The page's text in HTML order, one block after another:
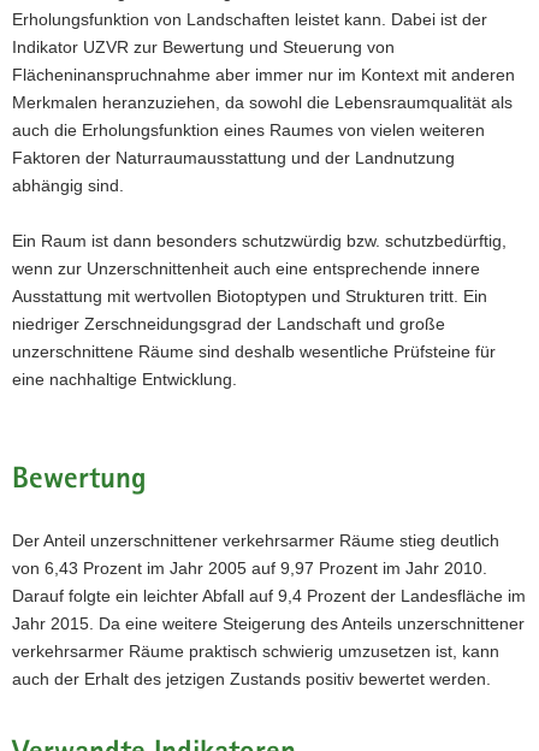
Erholungsfunktion von Landschaften leistet kann. Dabei ist der
Indikator UZVR zur Bewertung und Steuerung von
Flächeninanspruchnahme aber immer nur im Kontext mit anderen
Merkmalen heranzuziehen, da sowohl die Lebensraumqualität als
auch die Erholungsfunktion eines Raumes von vielen weiteren
Faktoren der Naturraumausstattung und der Landnutzung
abhängig sind.
Ein Raum ist dann besonders schutzwürdig bzw. schutzbedürftig,
wenn zur Unzerschnittenheit auch eine entsprechende innere
Ausstattung mit wertvollen Biotoptypen und Strukturen tritt. Ein
niedriger Zerschneidungsgrad der Landschaft und große
unzerschnittene Räume sind deshalb wesentliche Prüfsteine für
eine nachhaltige Entwicklung.
Bewertung
Der Anteil unzerschnittener verkehrsarmer Räume stieg deutlich
von 6,43 Prozent im Jahr 2005 auf 9,97 Prozent im Jahr 2010.
Darauf folgte ein leichter Abfall auf 9,4 Prozent der Landesfläche im
Jahr 2015. Da eine weitere Steigerung des Anteils unzerschnittener
verkehrsarmer Räume praktisch schwierig umzusetzen ist, kann
auch der Erhalt des jetzigen Zustands positiv bewertet werden.